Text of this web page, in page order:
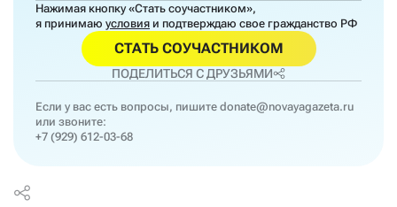
Нажимая кнопку «Стать соучастником»,
я принимаю условия и подтверждаю свое гражданство РФ
СТАТЬ СОУЧАСТНИКОМ
ПОДЕЛИТЬСЯ С ДРУЗЬЯМИ
Если у вас есть вопросы, пишите donate@novayagazeta.ru
или звоните:
+7 (929) 612-03-68